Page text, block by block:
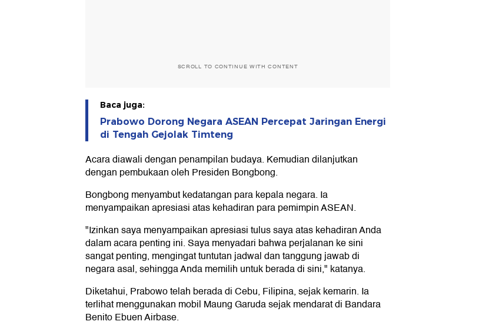
SCROLL TO CONTINUE WITH CONTENT
Baca juga:
Prabowo Dorong Negara ASEAN Percepat Jaringan Energi
di Tengah Gejolak Timteng
Acara diawali dengan penampilan budaya. Kemudian dilanjutkan
dengan pembukaan oleh Presiden Bongbong.
Bongbong menyambut kedatangan para kepala negara. Ia
menyampaikan apresiasi atas kehadiran para pemimpin ASEAN.
"Izinkan saya menyampaikan apresiasi tulus saya atas kehadiran Anda
dalam acara penting ini. Saya menyadari bahwa perjalanan ke sini
sangat penting, mengingat tuntutan jadwal dan tanggung jawab di
negara asal, sehingga Anda memilih untuk berada di sini," katanya.
Diketahui, Prabowo telah berada di Cebu, Filipina, sejak kemarin. Ia
terlihat menggunakan mobil Maung Garuda sejak mendarat di Bandara
Benito Ebuen Airbase.